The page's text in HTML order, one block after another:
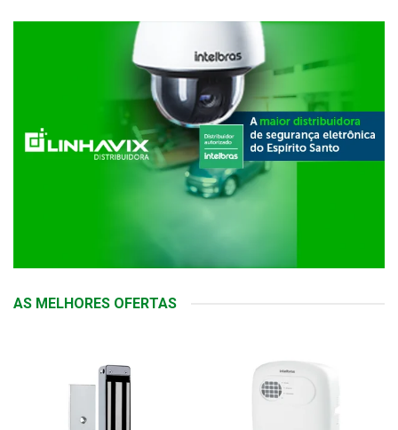
AS MELHORES OFERTAS